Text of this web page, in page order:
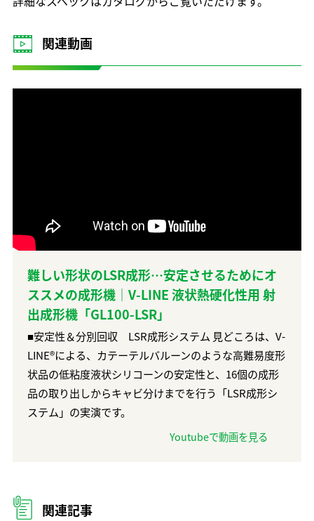
関連動画
難しい形状のLSR成形…安定させるためにオ
ススメの成形機｜V-LINE 液状熱硬化性用 射
出成形機「GL100-LSR」
■安定性＆分別回収 LSR成形システム 見どころは、V-
LINE®︎による、カテーテルバルーンのような高難易度形
状品の低粘度液状シリコーンの安定性と、16個の成形
品の取り出しからキャビ分けまでを行う「LSR成形シ
ステム」の実演です。
Youtubeで動画を見る
関連記事